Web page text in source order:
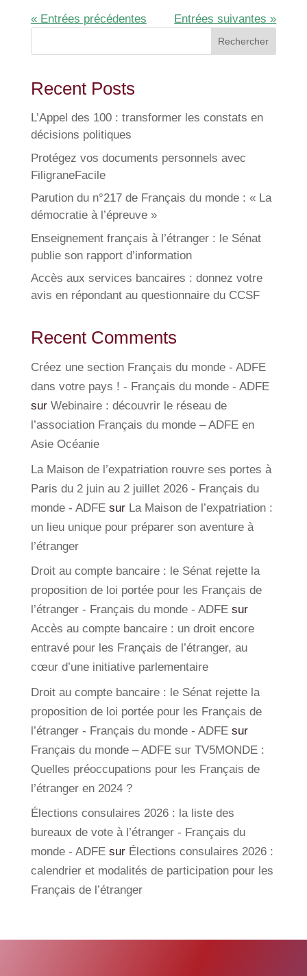
« Entrées précédentes Entrées suivantes »
Rechercher
Recent Posts
L’Appel des 100 : transformer les constats en
décisions politiques
Protégez vos documents personnels avec
FiligraneFacile
Parution du n°217 de Français du monde : « La
démocratie à l’épreuve »
Enseignement français à l’étranger : le Sénat
publie son rapport d’information
Accès aux services bancaires : donnez votre
avis en répondant au questionnaire du CCSF
Recent Comments
Créez une section Français du monde - ADFE
dans votre pays ! - Français du monde - ADFE
sur Webinaire : découvrir le réseau de
l’association Français du monde – ADFE en
Asie Océanie
La Maison de l’expatriation rouvre ses portes à
Paris du 2 juin au 2 juillet 2026 - Français du
monde - ADFEsur La Maison de l’expatriation :
un lieu unique pour préparer son aventure à
l’étranger
Droit au compte bancaire : le Sénat rejette la
proposition de loi portée pour les Français de
l’étranger - Français du monde - ADFEsur
Accès au compte bancaire : un droit encore
entravé pour les Français de l’étranger, au
cœur d’une initiative parlementaire
Droit au compte bancaire : le Sénat rejette la
proposition de loi portée pour les Français de
l’étranger - Français du monde - ADFEsur
Français du monde – ADFE sur TV5MONDE :
Quelles préoccupations pour les Français de
l’étranger en 2024 ?
Élections consulaires 2026 : la liste des
bureaux de vote à l’étranger - Français du
monde - ADFEsur Élections consulaires 2026 :
calendrier et modalités de participation pour les
Français de l’étranger